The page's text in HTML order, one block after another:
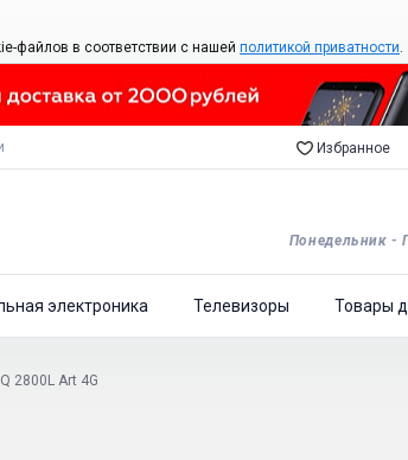
файлов в соответствии с нашей политикой приватности.
Избранное
Понедельник -
электроника Телевизоры Товары
2800L Art 4G